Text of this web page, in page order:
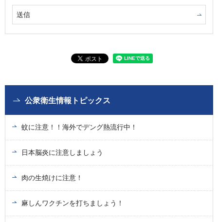
公衆衛生情報トピックス
蚊に注意！！海外でデング熱流行中！
日本脳炎に注意しましょう
肉の生焼けに注意！
麻しんワクチンを打ちましょう！